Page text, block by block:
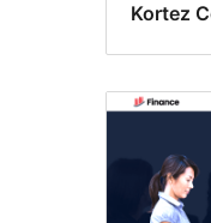
Kortez